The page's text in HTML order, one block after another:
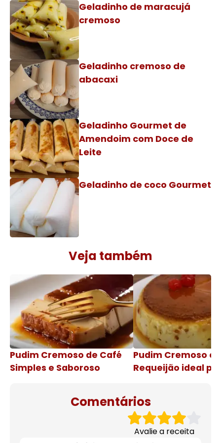
Geladinho de maracujá
cremoso
Geladinho cremoso de
abacaxi
Geladinho Gourmet de
Amendoim com Doce de
Leite
Geladinho de coco Gourmet
Veja também
Pudim Cremoso de Café
Simples e Saboroso
Pudim Cremoso
Requeijão ideal
Comentários
Avalie a receita